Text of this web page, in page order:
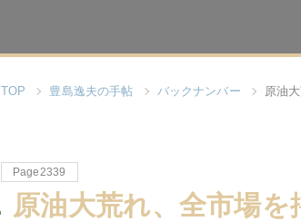
TOP 豊島逸夫の手帖 バックナンバー 原油
Page2339
原油大荒れ、全市場を